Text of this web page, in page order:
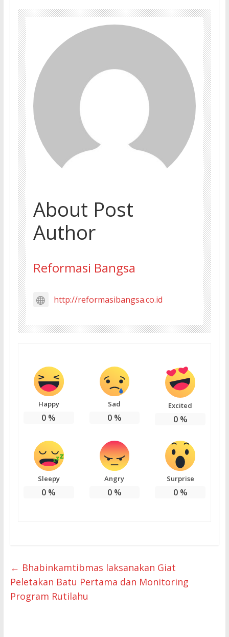
About Post
Author
Reformasi Bangsa
http://reformasibangsa.co.id
Happy
0 %
Sad
0%
Excited
0%
Sleepy
0 %
Angry
0%
Surprise
0%
← Bhabinkamtibmas laksanakan Giat
Peletakan Batu Pertama dan Monitoring
Program Rutilahu